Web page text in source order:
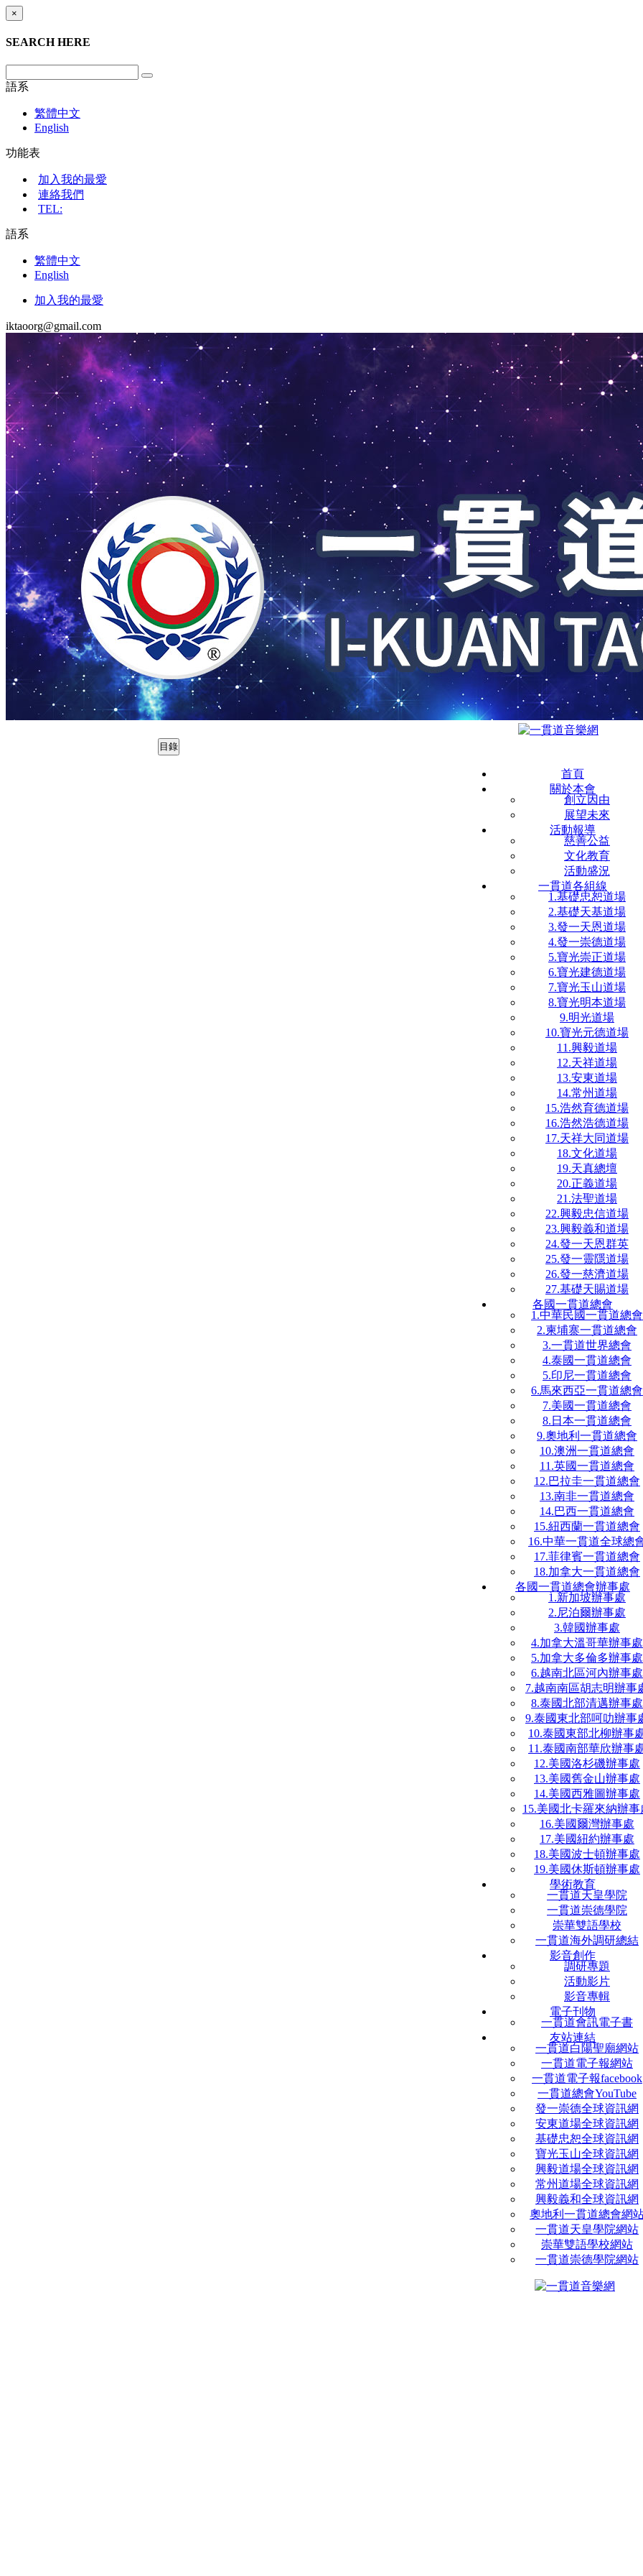
×
SEARCH HERE
語系
繁體中文
English
功能表
加入我的最愛
連絡我們
TEL:
語系
繁體中文
English
加入我的最愛
iktaoorg@gmail.com
目錄
首頁
關於本會
創立因由
展望未來
活動報導
慈善公益
文化教育
活動盛況
一貫道各組線
1.基礎忠恕道場
2.基礎天基道場
3.發一天恩道場
4.發一崇德道場
5.寶光崇正道場
6.寶光建德道場
7.寶光玉山道場
8.寶光明本道場
9.明光道場
10.寶光元德道場
11.興毅道場
12.天祥道場
13.安東道場
14.常州道場
15.浩然育德道場
16.浩然浩德道場
17.天祥大同道場
18.文化道場
19.天真總壇
20.正義道場
21.法聖道場
22.興毅忠信道場
23.興毅義和道場
24.發一天恩群英
25.發一靈隱道場
26.發一慈濟道場
27.基礎天賜道場
各國一貫道總會
1.中華民國一貫道總會
2.柬埔寨一貫道總會
3.一貫道世界總會
4.泰國一貫道總會
5.印尼一貫道總會
6.馬來西亞一貫道總會
7.美國一貫道總會
8.日本一貫道總會
9.奧地利一貫道總會
10.澳洲一貫道總會
11.英國一貫道總會
12.巴拉圭一貫道總會
13.南非一貫道總會
14.巴西一貫道總會
15.紐西蘭一貫道總會
16.中華一貫道全球總
17.菲律賓一貫道總會
18.加拿大一貫道總會
各國一貫道總會辦事處
1.新加坡辦事處
2.尼泊爾辦事處
3.韓國辦事處
4.加拿大溫哥華辦事處
5.加拿大多倫多辦事處
6.越南北區河內辦事處
7.越南南區胡志明辦事
8.泰國北部清邁辦事處
9.泰國東北部呵叻辦事
10.泰國東部北柳辦事
11.泰國南部華欣辦事
12.美國洛杉磯辦事處
13.美國舊金山辦事處
14.美國西雅圖辦事處
15.美國北卡羅來納辦事
16.美國爾灣辦事處
17.美國紐約辦事處
18.美國波士頓辦事處
19.美國休斯頓辦事處
學術教育
一貫道天皇學院
一貫道崇德學院
崇華雙語學校
一貫道海外調研總結
影音創作
調研專題
活動影片
影音專輯
電子刊物
一貫道會訊電子書
友站連結
一貫道白陽聖廟網站
一貫道電子報網站
一貫道電子報facebook
一貫道總會YouTube
發一崇德全球資訊網
安東道場全球資訊網
基礎忠恕全球資訊網
寶光玉山全球資訊網
興毅道場全球資訊網
常州道場全球資訊網
興毅義和全球資訊網
奧地利一貫道總會網
一貫道天皇學院網站
崇華雙語學校網站
一貫道崇德學院網站